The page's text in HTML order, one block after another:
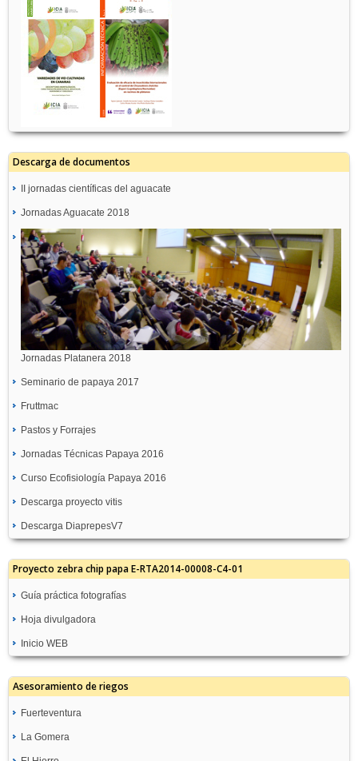
Descarga de documentos
II jornadas científicas del aguacate
Jornadas Aguacate 2018
Jornadas Platanera 2018
Seminario de papaya 2017
Fruttmac
Pastos y Forrajes
Jornadas Técnicas Papaya 2016
Curso Ecofisiología Papaya 2016
Descarga proyecto vitis
Descarga DiaprepesV7
Proyecto zebra chip papa E-RTA2014-00008-C4-01
Guía práctica fotografías
Hoja divulgadora
Inicio WEB
Asesoramiento de riegos
Fuerteventura
GC08-Molino de Angua
Recomendación de Riegos
La Gomera